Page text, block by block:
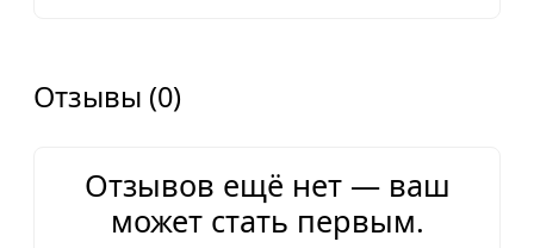
Отзывы (0)
Отзывов ещё нет — ваш
может стать первым.